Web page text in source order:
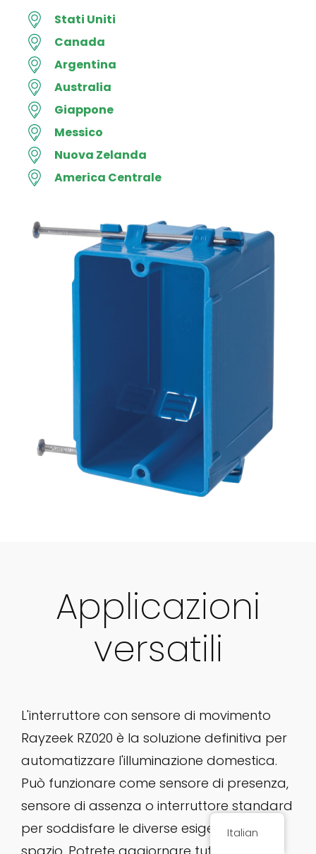
Stati Uniti
Canada
Argentina
Australia
Giappone
Messico
Nuova Zelanda
America Centrale
Applicazioni
versatili
L'interruttore con sensore di movimento
Rayzeek RZ020 è la soluzione definitiva per
automatizzare l'illuminazione domestica.
Può funzionare come sensore di presenza,
sensore di assenza o interruttore standard
per soddisfare le diverse esigenze di ogni
Italian